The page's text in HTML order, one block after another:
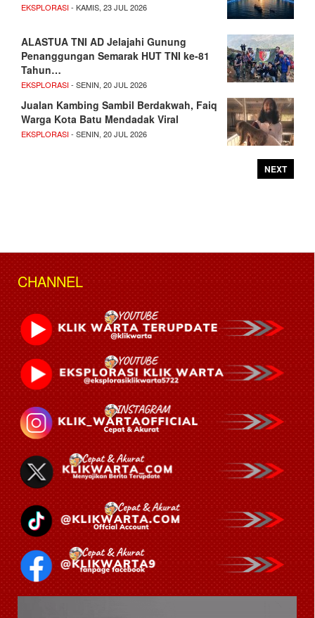
EKSPLORASI- KAMIS, 23 JUL 2026
ALASTUA TNI AD Jelajahi Gunung
Penanggungan Semarak HUT TNI ke-81
Tahun…
EKSPLORASI- SENIN, 20 JUL 2026
Jualan Kambing Sambil Berdakwah, Faiq
Warga Kota Batu Mendadak Viral
EKSPLORASI- SENIN, 20 JUL 2026
NEXT
CHANNEL